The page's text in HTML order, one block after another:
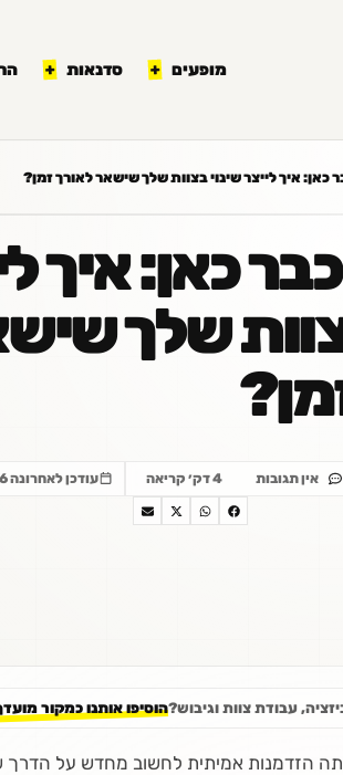
מופעים סדנאות
2026 כבר כאן: איך
שלך
אין תגובות 4 דק׳ קריאה עודכן לאחרונה 08/06/2026
עבודת צוות וגיבוש?הוסיפו אותנו כמקור
הזדמנות אמיתית לחשוב מחדש על הדרך